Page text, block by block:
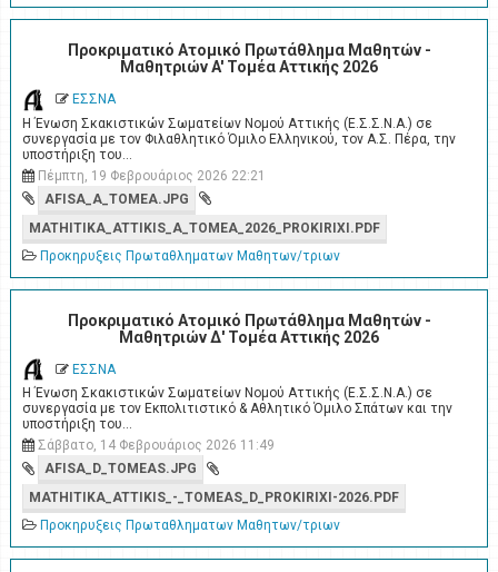
Προκριματικό Ατομικό Πρωτάθλημα Μαθητών -
Μαθητριών A' Τομέα Αττικής 2026
ΕΣΣΝΑ
Η Ένωση Σκακιστικών Σωματείων Νομού Αττικής (Ε.Σ.Σ.Ν.Α.) σε
συνεργασία με τον Φιλαθλητικό Όμιλο Ελληνικού, τον Α.Σ. Πέρα, την
υποστήριξη του…
Πέμπτη, 19 Φεβρουάριος 2026 22:21
AFISA_A_TOMEA.JPG
MATHITIKA_ATTIKIS_A_TOMEA_2026_PROKIRIXI.PDF
Προκηρυξεις Πρωταθληματων Μαθητων/τριων
Προκριματικό Ατομικό Πρωτάθλημα Μαθητών -
Μαθητριών Δ' Τομέα Αττικής 2026
ΕΣΣΝΑ
Η Ένωση Σκακιστικών Σωματείων Νομού Αττικής (Ε.Σ.Σ.Ν.Α.) σε
συνεργασία με τον Εκπολιτιστικό & Αθλητικό Όμιλο Σπάτων και την
υποστήριξη του…
Σάββατο, 14 Φεβρουάριος 2026 11:49
AFISA_D_TOMEAS.JPG
MATHITIKA_ATTIKIS_-_TOMEAS_D_PROKIRIXI-2026.PDF
Προκηρυξεις Πρωταθληματων Μαθητων/τριων